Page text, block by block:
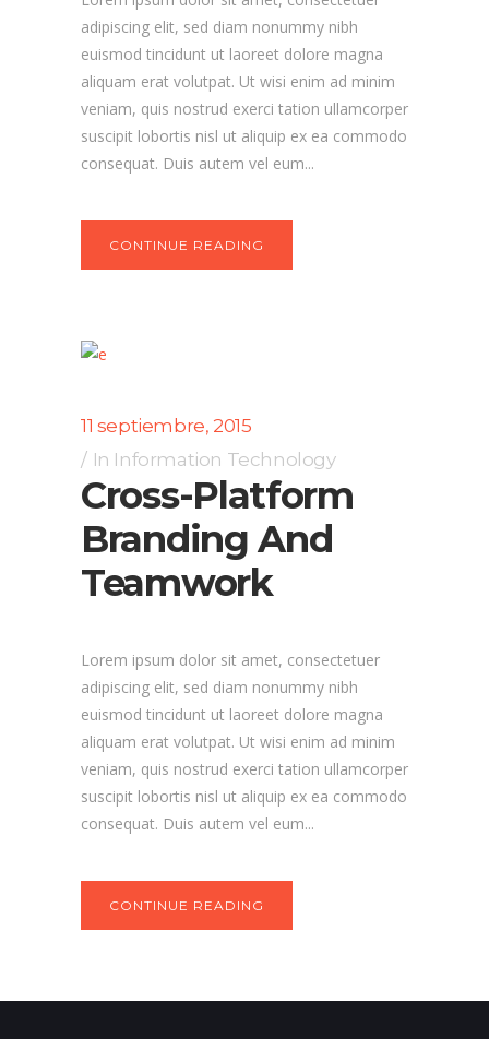
adipiscing elit, sed diam nonummy nibh
euismod tincidunt ut laoreet dolore magna
aliquam erat volutpat. Ut wisi enim ad minim
veniam, quis nostrud exerci tation ullamcorper
suscipit lobortis nisl ut aliquip ex ea commodo
consequat. Duis autem vel eum...
CONTINUE READING
11 septiembre, 2015
In Information Technology
Cross-Platform
Branding And
Teamwork
Lorem ipsum dolor sit amet, consectetuer
adipiscing elit, sed diam nonummy nibh
euismod tincidunt ut laoreet dolore magna
aliquam erat volutpat. Ut wisi enim ad minim
veniam, quis nostrud exerci tation ullamcorper
suscipit lobortis nisl ut aliquip ex ea commodo
consequat. Duis autem vel eum...
CONTINUE READING